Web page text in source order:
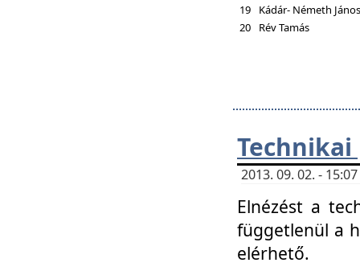
19
Kádár- Németh János
20
Rév Tamás
2013. 09. 02. -
Elnézést a
függetlenül a
elérhető.